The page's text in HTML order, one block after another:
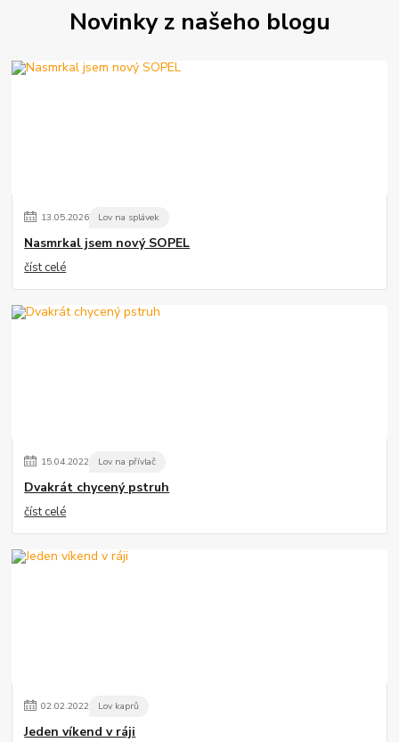
Novinky z našeho blogu
13.05.2026 Lov na splávek
Nasmrkal jsem nový SOPEL
číst celé
15.04.2022 Lov na přívlač
Dvakrát chycený pstruh
číst celé
02.02.2022 Lov kaprů
Jeden víkend v ráji